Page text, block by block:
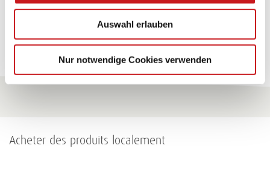
Auswahl erlauben
Nur notwendige Cookies verwenden
Pour tous les conseils
Acheter des produits localement